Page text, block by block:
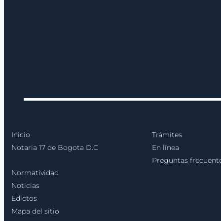
Inicio
Notaria 17 de Bogota D.C
Normatividad
Noticias
Edictos
Mapa del sitio
Trámites
En línea
Preguntas